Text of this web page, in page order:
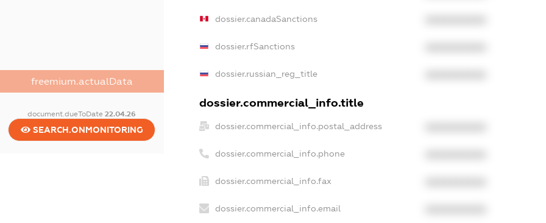
freemium.actualData
document.dueToDate22.04.26
SEARCH.ONMONITORING
dossier.canadaSanctions
dossier.rfSanctions
dossier.russian_reg_title
dossier.commercial_info.title
dossier.commercial_info.postal_address
dossier.commercial_info.phone
dossier.commercial_info.fax
dossier.commercial_info.email